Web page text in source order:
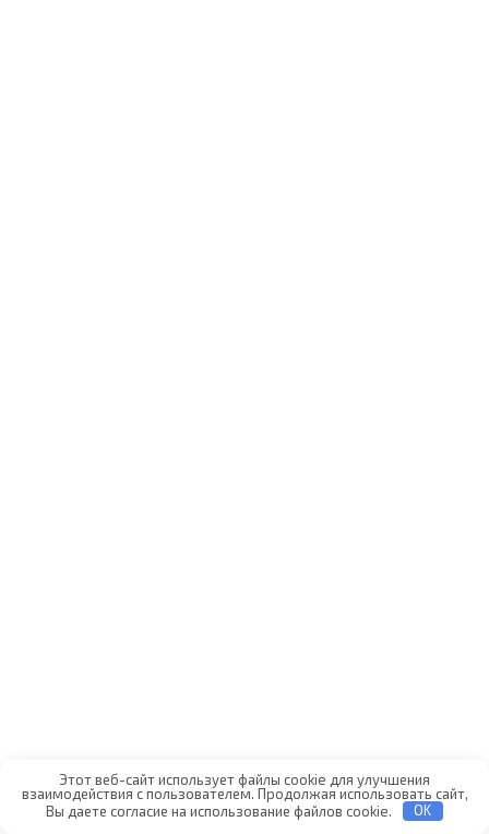
Этот веб-сайт использует файлы cookie для улучшения
взаимодействия с пользователем. Продолжая использовать сайт,
Вы даете согласие на использование файлов cookie.
OK